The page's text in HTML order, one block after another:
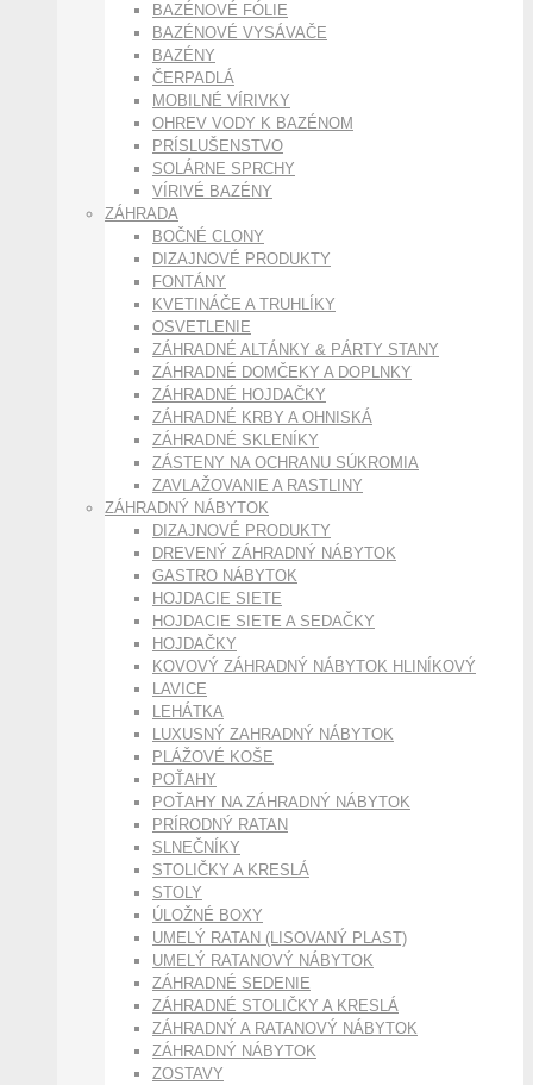
BAZÉNOVÉ FÓLIE
BAZÉNOVÉ VYSÁVAČE
BAZÉNY
ČERPADLÁ
MOBILNÉ VÍRIVKY
OHREV VODY K BAZÉNOM
PRÍSLUŠENSTVO
SOLÁRNE SPRCHY
VÍRIVÉ BAZÉNY
ZÁHRADA
BOČNÉ CLONY
DIZAJNOVÉ PRODUKTY
FONTÁNY
KVETINÁČE A TRUHLÍKY
OSVETLENIE
ZÁHRADNÉ ALTÁNKY & PÁRTY STANY
ZÁHRADNÉ DOMČEKY A DOPLNKY
ZÁHRADNÉ HOJDAČKY
ZÁHRADNÉ KRBY A OHNISKÁ
ZÁHRADNÉ SKLENÍKY
ZÁSTENY NA OCHRANU SÚKROMIA
ZAVLAŽOVANIE A RASTLINY
ZÁHRADNÝ NÁBYTOK
DIZAJNOVÉ PRODUKTY
DREVENÝ ZÁHRADNÝ NÁBYTOK
GASTRO NÁBYTOK
HOJDACIE SIETE
HOJDACIE SIETE A SEDAČKY
HOJDAČKY
KOVOVÝ ZÁHRADNÝ NÁBYTOK HLINÍKOVÝ
LAVICE
LEHÁTKA
LUXUSNÝ ZAHRADNÝ NÁBYTOK
PLÁŽOVÉ KOŠE
POŤAHY
POŤAHY NA ZÁHRADNÝ NÁBYTOK
PRÍRODNÝ RATAN
SLNEČNÍKY
STOLIČKY A KRESLÁ
STOLY
ÚLOŽNÉ BOXY
UMELÝ RATAN (LISOVANÝ PLAST)
UMELÝ RATANOVÝ NÁBYTOK
ZÁHRADNÉ SEDENIE
ZÁHRADNÉ STOLIČKY A KRESLÁ
ZÁHRADNÝ A RATANOVÝ NÁBYTOK
ZÁHRADNÝ NÁBYTOK
ZOSTAVY